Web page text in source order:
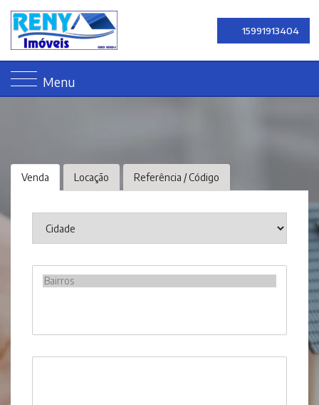
15991913404
Menu
Venda Locação Referência / Código